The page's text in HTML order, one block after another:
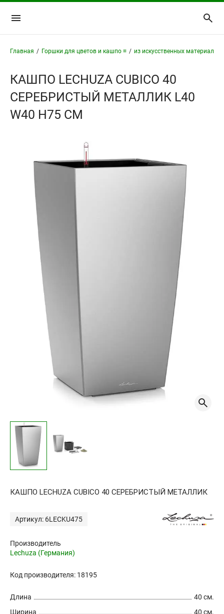
Главная / Горшки для цветов и кашпо ≡ / из искусственных материалов
КАШПО LECHUZA CUBICO 40
СЕРЕБРИСТЫЙ МЕТАЛЛИК L40
W40 H75 СМ
КАШПО LECHUZA CUBICO 40 СЕРЕБРИСТЫЙ МЕТАЛЛИК
Артикул: 6LECKU475
Производитель
Lechuza (Германия)
Код производителя: 18195
40 см.
Длина
40 см.
Ширина